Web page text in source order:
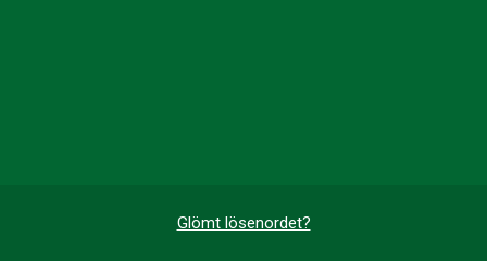
Glömt lösenordet?